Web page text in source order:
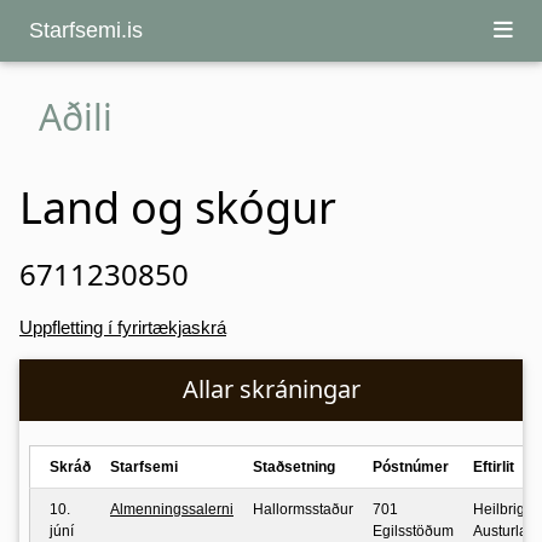
Starfsemi.is
Aðili
Land og skógur
6711230850
Uppfletting í fyrirtækjaskrá
Allar skráningar
Skráð Starfsemi Staðsetning Póstnúmer Eftirlit
10.
júní
Almenningssalerni Hallormsstaður
701
Egilsstöðum